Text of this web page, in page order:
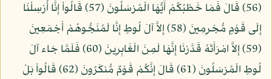
(56) قَالَ فَمَا خَطْبُكُمْ أَيُّهَا الْمُرْسَلُونَ (57) قَالُواْ إِنَّا أُرْسِلْنَا
إِلَى قَوْمٍ مُّجْرِمِينَ (58) إِلاَّ آلَ لُوطٍ إِنَّا لَمُنَجُّوهُمْ أَجْمَعِينَ
(59) إِلاَّ امْرَأَتَهُ قَدَّرْنَا إِنَّهَا لَمِنَ الْغَابِرِينَ (60) فَلَمَّا جَاء آلَ
لُوطٍ الْمُرْسَلُونَ (61) قَالَ إِنَّكُمْ قَوْمٌ مُّنكَرُونَ (62) قَالُواْ بَلْ